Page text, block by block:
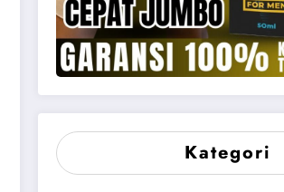
Kategori